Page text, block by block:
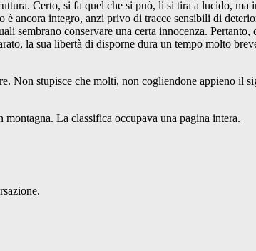
Certo, si fa quel che si può, li si tira a lucido, ma
è ancora integro, anzi privo di tracce sensibili di
sembrano conservare una certa innocenza.
la sua libertà di disporne dura un tempo molto
Non stupisce che molti, non cogliendone appieno il
La classifica occupava una pagina intera.